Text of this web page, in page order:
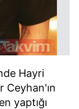
Hayri
Ceyhan'ın
yaptığı